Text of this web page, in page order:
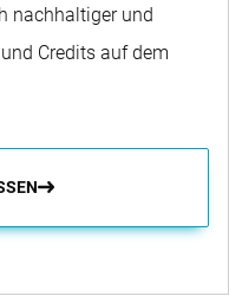
nachhaltiger und
Credits auf dem